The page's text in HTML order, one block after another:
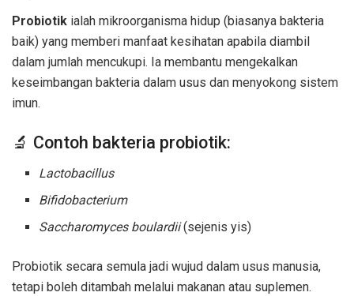
Probiotik ialah mikroorganisma hidup (biasanya bakteria
baik) yang memberi manfaat kesihatan apabila diambil
dalam jumlah mencukupi. Ia membantu mengekalkan
keseimbangan bakteria dalam usus dan menyokong sistem
imun.
🔬 Contoh bakteria probiotik:
Lactobacillus
Bifidobacterium
Saccharomyces boulardii(sejenis yis)
Probiotik secara semula jadi wujud dalam usus manusia,
tetapi boleh ditambah melalui makanan atau suplemen.